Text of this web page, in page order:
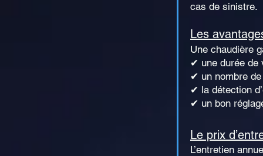
cas de sinistre.
Les
Une chaudière
✔ une durée
✔ un nombre
✔ la détection
✔ un bon
Le prix
L’entretien